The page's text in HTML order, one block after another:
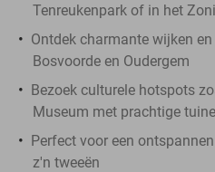
Tenreukenpark of in het
Ontdek charmante wijken
Bosvoorde en Oudergem
Bezoek culturele hotspots
Museum met prachtige
Perfect voor een
z'n tweeën